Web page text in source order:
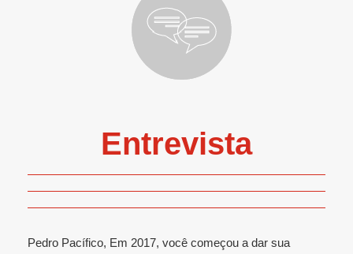
Entrevista
Pedro Pacífico, Em 2017, você começou a dar sua